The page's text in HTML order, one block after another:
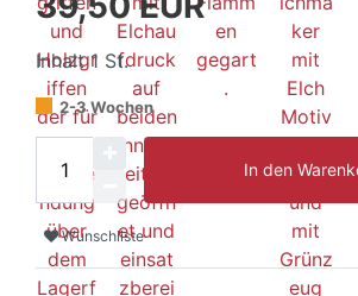
Inhalt1 St.
2-3 Wochen
In den
Wunschliste